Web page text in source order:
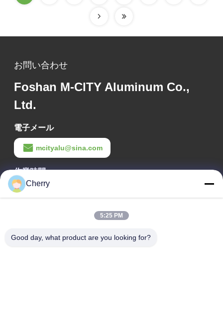
お問い合わせ
Foshan M-CITY Aluminum Co.,
Ltd.
電子メール
mcityalu@sina.com
作業時間
8:00-22:00
ヘグイ工業公園,リシュイ,南海・フォシャン 広東P.R.中国
Cherry
5:25 PM
Good day, what product are you looking for?